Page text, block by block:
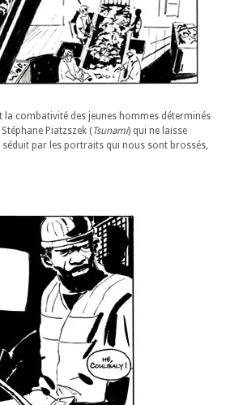
la combativité des jeunes hommes déterminés
Piatzszek (Tsunami) qui ne laisse
par les portraits qui nous sont brossés,